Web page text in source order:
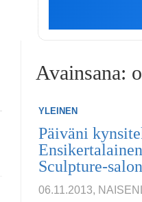
Avainsana:
YLEINEN
Päiväni
Sculpture-
06.11.2013,